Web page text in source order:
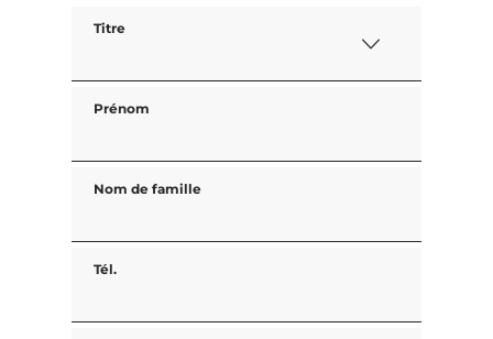
Titre
Prénom
Nom de famille
Tél.